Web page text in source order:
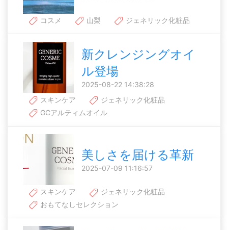
コスメ 山梨 ジェネリック化粧品
新クレンジングオイ
ル登場
2025-08-22 14:38:28
スキンケア
ジェネリック化粧品
GCアルティムオイル
美しさを届ける革新
2025-07-09 11:16:57
スキンケア
ジェネリック化粧品
おもてなしセレクション